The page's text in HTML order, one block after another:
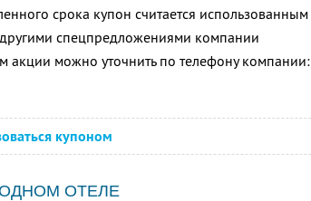
срока купон считается использованным
спецпредложениями компании
можно уточнить по телефону компании:
купоном
ОТЕЛЕ